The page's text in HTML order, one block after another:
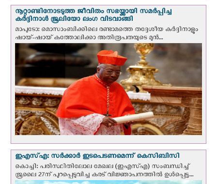
നൂറ്റാണ്ടിനോടടുത്ത ജീവിതം സഭയ്ക്കായി സമർപ്പിച്ച
കർദ്ദിനാൾ ജൂലിയോ ലംഗ വിടവാങ്ങി
മാപുടോ: മൊസാംബിക്കിലെ രണ്ടാമത്തെ തദ്ദേശീയ കർദ്ദിനാളും
ഷായ്-ഷായ് കത്തോലിക്കാ അതിരൂപതയുടെ മുന്‍...
ഇഎസ്എ: സര്‍ക്കാര്‍ ഇടപെടണമെന്ന് കെ‌സി‌ബി‌സി
കൊച്ചി: പരിസ്ഥിതിലോല മേഖല (ഇഎസ്എ) സംബന്ധിച്ച്
ജൂലൈ 27ന് പുറപ്പെടുവിച്ച കരട് വിജ്ഞാപനത്തിൽ ഉൾപ്പെട്ട...